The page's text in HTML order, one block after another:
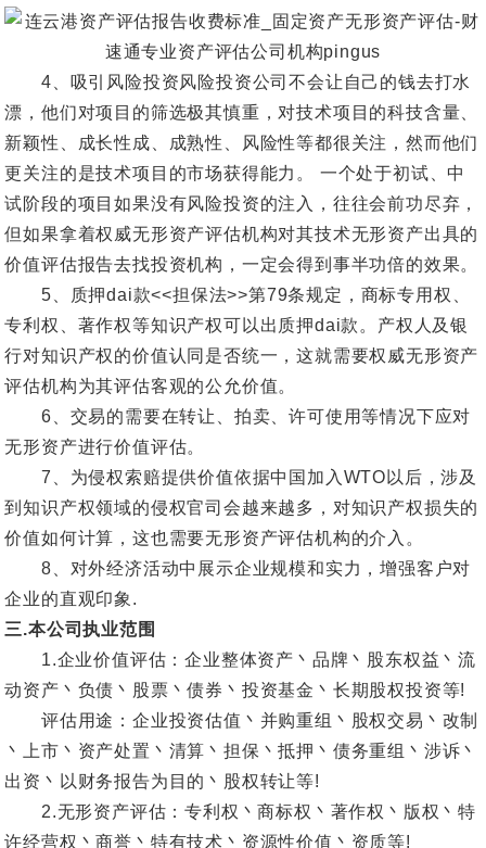
4、吸引风险投资风险投资公司不会让自己的钱去打水
漂，他们对项目的筛选极其慎重，对技术项目的科技含量、
新颖性、成长性成、成熟性、风险性等都很关注，然而他们
更关注的是技术项目的市场获得能力。 一个处于初试、中
试阶段的项目如果没有风险投资的注入，往往会前功尽弃，
但如果拿着权威无形资产评估机构对其技术无形资产出具的
价值评估报告去找投资机构，一定会得到事半功倍的效果。
5、质押dai款<<担保法>>第79条规定，商标专用权、
专利权、著作权等知识产权可以出质押dai款。产权人及银
行对知识产权的价值认同是否统一，这就需要权威无形资产
评估机构为其评估客观的公允价值。
6、交易的需要在转让、拍卖、许可使用等情况下应对
无形资产进行价值评估。
7、为侵权索赔提供价值依据中国加入WTO以后，涉及
到知识产权领域的侵权官司会越来越多，对知识产权损失的
价值如何计算，这也需要无形资产评估机构的介入。
8、对外经济活动中展示企业规模和实力，增强客户对
企业的直观印象.
三.本公司执业范围
1.企业价值评估：企业整体资产丶品牌丶股东权益丶流
动资产丶负债丶股票丶债券丶投资基金丶长期股权投资等!
评估用途：企业投资估值丶并购重组丶股权交易丶改制
丶上市丶资产处置丶清算丶担保丶抵押丶债务重组丶涉诉丶
出资丶以财务报告为目的丶股权转让等!
2.无形资产评估：专利权丶商标权丶著作权丶版权丶特
许经营权丶商誉丶特有技术丶资源性价值丶资质等!